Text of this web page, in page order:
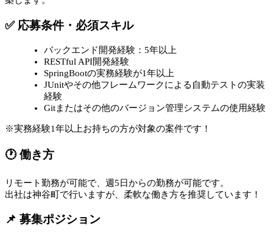
✅ 応募条件・必須スキル
バックエンド開発経験：5年以上
RESTful API開発経験
SpringBootの実務経験が1年以上
JUnitやその他フレームワークによる自動テストの実装
経験
Gitまたはその他のバージョン管理システムの使用経験
※実務経験1年以上お持ちの方が対象の案件です！
🕐 働き方
リモート勤務が可能で、週5日からの勤務が可能です。
出社は神谷町で行いますが、柔軟な働き方を推奨しています！
📌 募集ポジション